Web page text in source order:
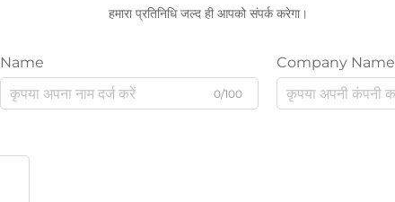
हमारा प्रतिनिधि जल्द ही आपको संपर्क करेगा।
Name
0/100
Company Name